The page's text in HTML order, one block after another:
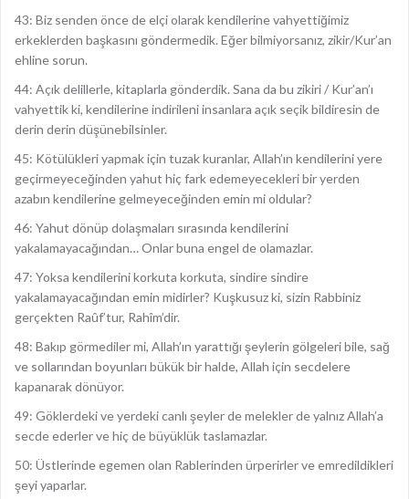
43: Biz senden önce de elçi olarak kendilerine vahyettiğimiz
erkeklerden başkasını göndermedik. Eğer bilmiyorsanız, zikir/Kur’an
ehline sorun.
44: Açık delillerle, kitaplarla gönderdik. Sana da bu zikiri / Kur’an’ı
vahyettik ki, kendilerine indirileni insanlara açık seçik bildiresin de
derin derin düşünebilsinler.
45: Kötülükleri yapmak için tuzak kuranlar, Allah’ın kendilerini yere
geçirmeyeceğinden yahut hiç fark edemeyecekleri bir yerden
azabın kendilerine gelmeyeceğinden emin mi oldular?
46: Yahut dönüp dolaşmaları sırasında kendilerini
yakalamayacağından… Onlar buna engel de olamazlar.
47: Yoksa kendilerini korkuta korkuta, sindire sindire
yakalamayacağından emin midirler? Kuşkusuz ki, sizin Rabbiniz
gerçekten Raûf’tur, Rahîm’dir.
48: Bakıp görmediler mi, Allah’ın yarattığı şeylerin gölgeleri bile, sağ
ve sollarından boyunları bükük bir halde, Allah için secdelere
kapanarak dönüyor.
49: Göklerdeki ve yerdeki canlı şeyler de melekler de yalnız Allah’a
secde ederler ve hiç de büyüklük taslamazlar.
50: Üstlerinde egemen olan Rablerinden ürperirler ve emredildikleri
şeyi yaparlar.